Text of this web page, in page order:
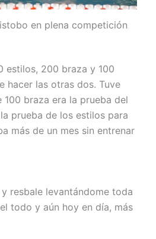
en plena competición
estilos, 200 braza y 100
hacer las otras dos. Tuve
braza era la prueba del
prueba de los estilos para
más de un mes sin entrenar
resbale levantándome toda
todo y aún hoy en día, más